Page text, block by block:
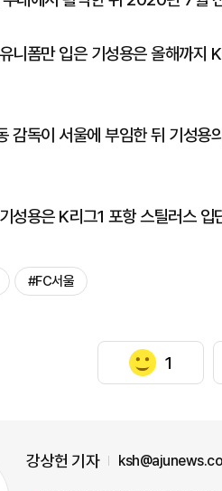
니폼만 입은 기성용은 올해까
감독이 서울에 부임한 뒤 기성
성용은 K리그1 포항 스틸러스
#FC서울
1
강상헌 기자